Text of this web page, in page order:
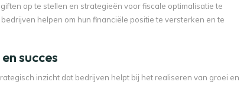
op te stellen en strategieën voor fiscale optimalisatie te
helpen om hun financiële positie te versterken en te
succes
inzicht dat bedrijven helpt bij het realiseren van groei en